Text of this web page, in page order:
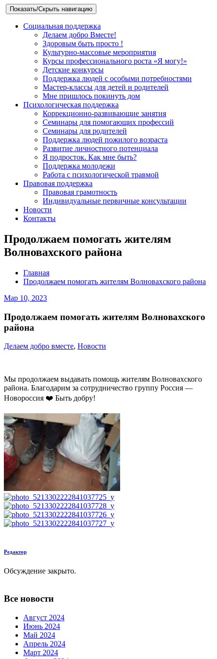
Показать/Скрыть навигацию
Социальная поддержка
Делаем добро Вместе!
Здоровым быть просто !
Культурно-массовые мероприятия
Курсы профессионального роста «Я могу!»
Детские конкурсы
Поддержка людей с особыми потребностями
Мастер-классы для детей и родителей
Мне пришлось покинуть дом
Психологическая поддержка
Коррекционно-развивающие занятия
Семинары для помогающих профессий
Семинары для родителей
Поддержка людей пожилого возраста
Развитие личностного потенциала
Я подросток. Как мне быть?
Поддержка молодежи
Работа с психологической травмой
Правовая поддержка
Правовая грамотность
Индивидуальные первичные консультации
Новости
Контакты
Продолжаем помогать жителям
Волновахского района
Главная
Продолжаем помогать жителям Волновахского района
Мар 10, 2023
Продолжаем помогать жителям Волновахского
района
Делаем добро вместе, Новости
Мы продолжаем выдавать помощь жителям Волновахского
района. Благодарим за сотрудничество группу Россия —
Новороссия ❤️ Быть добру!
Редактор
Обсуждение закрыто.
Все новости
Август 2024
Июнь 2024
Май 2024
Апрель 2024
Март 2024